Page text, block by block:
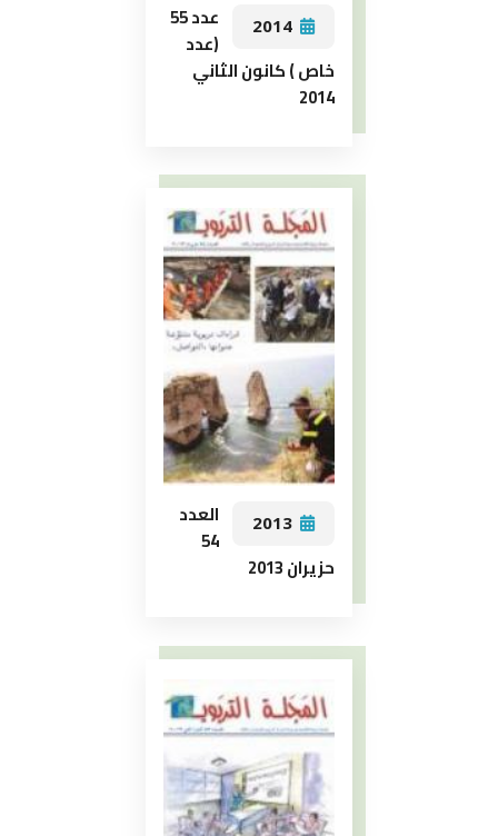
2014
عدد 55
(عدد
خاص ) كانون الثاني
2014
2013
العدد
54
حزيران 2013